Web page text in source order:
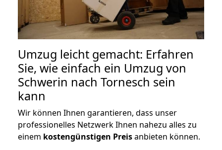
Umzug leicht gemacht: Erfahren
Sie, wie einfach ein Umzug von
Schwerin nach Tornesch sein
kann
Wir können Ihnen garantieren, dass unser
professionelles Netzwerk Ihnen nahezu alles zu
einem kostengünstigen Preisanbieten können.